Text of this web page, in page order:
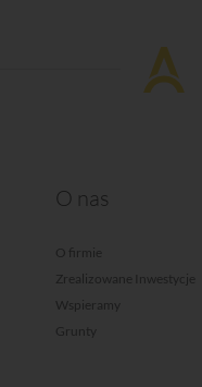
O nas
O firmie
Zrealizowane Inwestycje
Wspieramy
Grunty